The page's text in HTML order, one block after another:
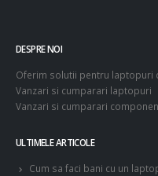
DESPRE NOI
Oferim solutii pentru laptopuri
Vanzari si cumparari laptopuri
Vanzari si cumparari
ULTIMELE ARTICOLE
Cum sa faci bani cu un